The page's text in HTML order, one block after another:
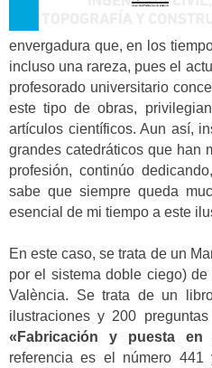
envergadura que, en los
incluso una rareza, pues el
profesorado universitario
este tipo de obras,
artículos científicos. Aun así,
grandes catedráticos que han
profesión, continúo
sabe que siempre queda
esencial de mi tiempo a este
En este caso, se trata de un
por el sistema doble ciego)
València. Se trata de un
ilustraciones y 200
«Fabricación y puesta
referencia es el número